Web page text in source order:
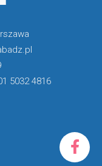
5032 4816